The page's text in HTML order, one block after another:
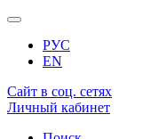
РУС
EN
Сайт в соц. сетях
Личный кабинет